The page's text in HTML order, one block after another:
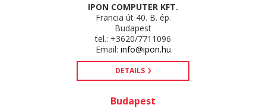
IPON COMPUTER KFT.
Francia út 40. B. ép.
Budapest
tel.: +3620/7711096
Email: info@ipon.hu
DETAILS
Budapest